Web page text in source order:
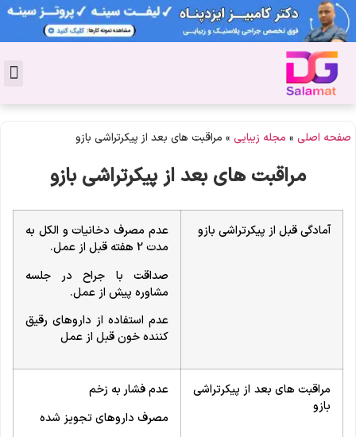
صفحه اصلی » مجله زیبایی » مراقبت های بعد از پیکرتراشی بازو
مراقبت های بعد از پیکرتراشی بازو
آمادگی قبل از پیکرتراشی بازو
عدم مصرف دخانیات و الکل به
مدت 2 هفته قبل از عمل.
صداقت با جراح در جلسه
مشاوره پیش از عمل.
عدم استفاده از داروهای رقیق
کننده خون قبل از عمل
مراقبت های بعد از پیکرتراشی
بازو
عدم فشار به زخم
مصرف داروهای تجویز شده